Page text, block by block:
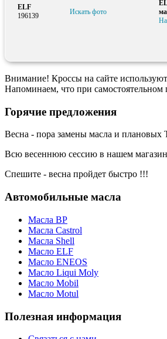
ELF
196139
Искать фото
Внимание! Кроссы на сайте
Напоминаем, что при самостоятельном
Горячие предложения
Весна - пора замены масла и
Всю весеннюю сессию в нашем
Спешите - весна пройдет быстро !!!
Автомобильные масла
Масла BP
Масла Castrol
Масла Shell
Масло ELF
Масло ENEOS
Масло Liqui Moly
Масло Mobil
Масло Motul
Полезная информация